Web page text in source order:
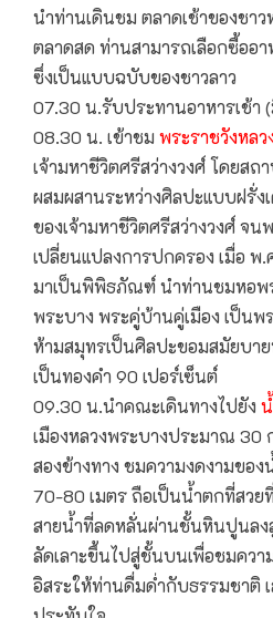
นำท่านเดินชม ตลาดเช้าของชาว
ตลาดสด ท่านสามารถเลือกซื้ออ
ซึ่งเป็นแบบฉบับของชาวลาว
07.30 น.รับประทานอาหารเช้า
08.30 น. เข้าชม พระราชวังหล
เจ้ามหาชีวิตศรีสว่างวงศ์ โดยสถ
ผสมผสานระหว่างศิลปะแบบฝรั่ง
ของเจ้ามหาชีวิตศรีสว่างวงศ์ จ
เปลี่ยนแปลงการปกครอง เมื่อ พ
มาเป็นพิพิธภัณฑ์ นำท่านชมหอพ
พระบาง พระคู่บ้านคู่เมือง เป็น
ห้ามสมุทรเป็นศิลปะขอมสมัยบา
เป็นทองคำ 90 เปอร์เซ็นต์
09.30 น.นำคณะเดินทางไปยัง
เมืองหลวงพระบางประมาณ
สองข้างทาง ชมความงดงามขอ
70-80 เมตร ถือเป็นนํ้าตกที่สวย
สายนํ้าที่ลดหลั่นผ่านชั้นหินปูนลง
ลัดเลาะขึ้นไปสู่ชั้นบนเพื่อชมคว
อิสระให้ท่านดื่มดํ่ากับธรรมชาติ